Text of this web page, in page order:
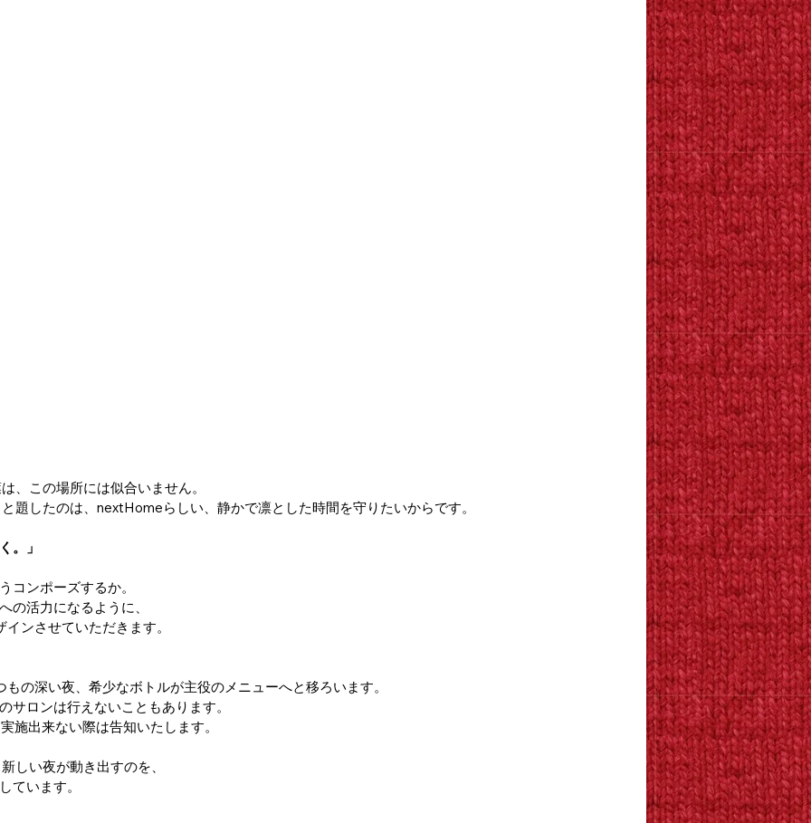
、この場所には似合いません。
題したのは、nextHomeらしい、静かで凛とした時間を守りたいからです。
。」
コンポーズするか。
の活力になるように、
ンさせていただきます。
の深い夜、希少なボトルが主役のメニューへと移ろいます。
サロンは行えないこともあります。
施出来ない際は告知いたします。
しい夜が動き出すのを、
ています。